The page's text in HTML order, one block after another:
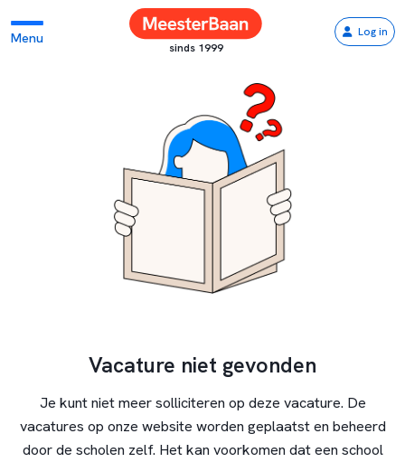
Menu
sinds 1999
Log in
Vacature niet gevonden
Je kunt niet meer solliciteren op deze vacature. De
vacatures op onze website worden geplaatst en beheerd
door de scholen zelf. Het kan voorkomen dat een school